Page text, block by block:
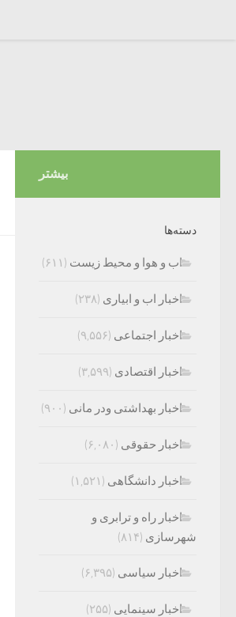
بیشتر
دسته‌ها
اب و هوا و محیط زیست (۶۱۱)
اخبار اب و ابیاری (۲۳۸)
اخبار اجتماعی (۹,۵۵۶)
اخبار اقتصادی (۳,۵۹۹)
اخبار بهداشتی ودر مانی (۹۰۰)
اخبار حقوقی (۶,۰۸۰)
اخبار دانشگاهی (۱,۵۲۱)
اخبار راه و ترابری و
شهرسازی (۸۱۴)
اخبار سیاسی (۶,۳۹۵)
اخبار سینمایی (۲۵۵)